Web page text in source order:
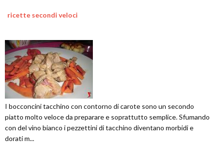
ricette secondi veloci
I bocconcini tacchino con contorno di carote sono un secondo
piatto molto veloce da preparare e soprattutto semplice. Sfumando
con del vino bianco i pezzettini di tacchino diventano morbidi e
dorati m...